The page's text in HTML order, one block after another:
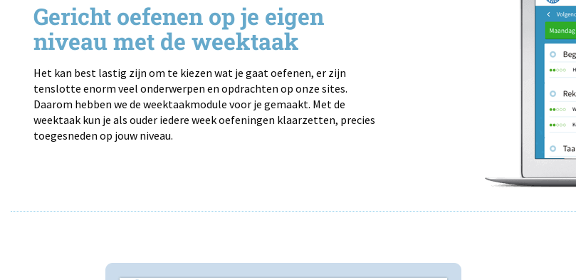
Gericht oefenen op je eigen
niveau met de weektaak
Het kan best lastig zijn om te kiezen wat je gaat oefenen, er zijn
tenslotte enorm veel onderwerpen en opdrachten op onze sites.
Daarom hebben we de weektaakmodule voor je gemaakt. Met de
weektaak kun je als ouder iedere week oefeningen klaarzetten, precies
toegesneden op jouw niveau.